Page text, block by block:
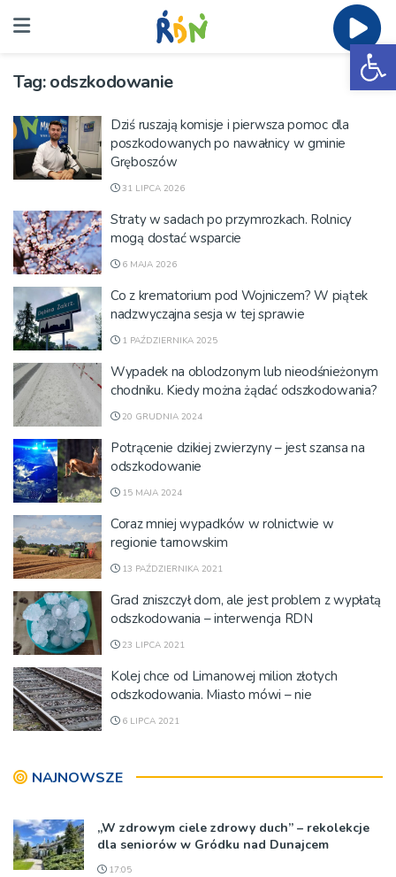
Tag:odszkodowanie
Dziś ruszają komisje i pierwsza pomoc dla
poszkodowanych po nawałnicy w gminie
Gręboszów
31 LIPCA 2026
Straty w sadach po przymrozkach. Rolnicy
mogą dostać wsparcie
6 MAJA 2026
Co z krematorium pod Wojniczem? W piątek
nadzwyczajna sesja w tej sprawie
1 PAŹDZIERNIKA 2025
Wypadek na oblodzonym lub nieodśnieżonym
chodniku. Kiedy można żądać odszkodowania?
20 GRUDNIA 2024
Potrącenie dzikiej zwierzyny – jest szansa na
odszkodowanie
15 MAJA 2024
Coraz mniej wypadków w rolnictwie w
regionie tarnowskim
13 PAŹDZIERNIKA 2021
Grad zniszczył dom, ale jest problem z wypłatą
odszkodowania – interwencja RDN
23 LIPCA 2021
Kolej chce od Limanowej milion złotych
odszkodowania. Miasto mówi – nie
6 LIPCA 2021
NAJNOWSZE
„W zdrowym ciele zdrowy duch” – rekolekcje
dla seniorów w Gródku nad Dunajcem
17:05